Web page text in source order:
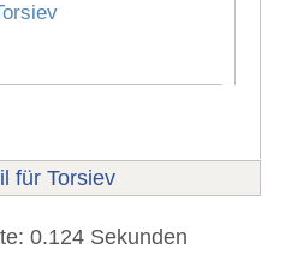
für Torsiev
0.124 Sekunden